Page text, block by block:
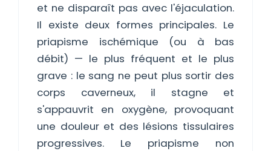
et ne disparaît pas avec l'éjaculation.
Il existe deux formes principales. Le
priapisme ischémique (ou à bas
débit) — le plus fréquent et le plus
grave : le sang ne peut plus sortir des
corps caverneux, il stagne et
s'appauvrit en oxygène, provoquant
une douleur et des lésions tissulaires
progressives. Le priapisme non